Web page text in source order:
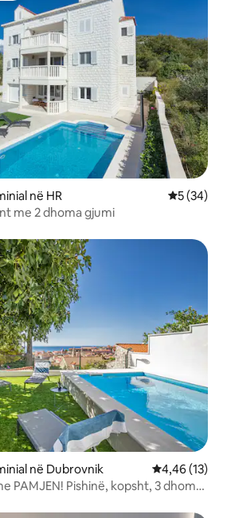
në HR Vlerësimi
5 (34)
me 2 dhoma gjumi
në Dubrovnik Vlerësimi
4,46 (13)
PAMJEN! Pishinë, kopsht, 3 dhoma